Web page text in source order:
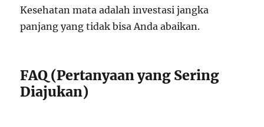
Kesehatan mata adalah investasi jangka
panjang yang tidak bisa Anda abaikan.
FAQ (Pertanyaan yang Sering
Diajukan)